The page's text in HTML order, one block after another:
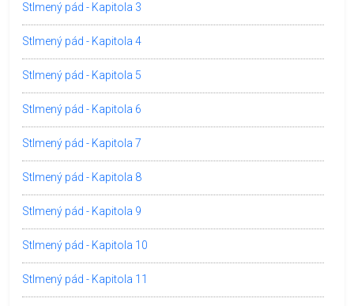
Stlmený pád - Kapitola 3
Stlmený pád - Kapitola 4
Stlmený pád - Kapitola 5
Stlmený pád - Kapitola 6
Stlmený pád - Kapitola 7
Stlmený pád - Kapitola 8
Stlmený pád - Kapitola 9
Stlmený pád - Kapitola 10
Stlmený pád - Kapitola 11